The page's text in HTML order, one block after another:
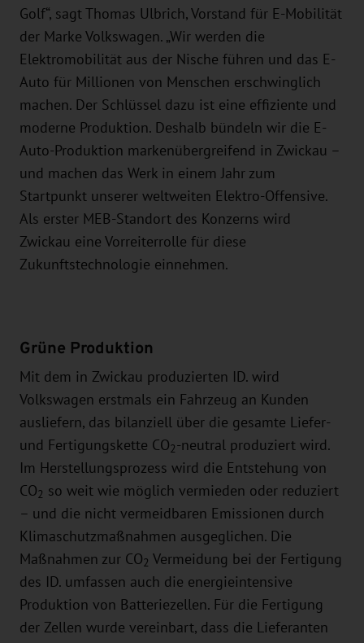
Golf“, sagt Thomas Ulbrich, Vorstand für E-Mobilität
der Marke Volkswagen. „Wir werden die
Elektromobilität aus der Nische führen und das E-
Auto für Millionen von Menschen erschwinglich
machen. Der Schlüssel dazu ist eine effiziente und
moderne Produktion. Deshalb bündeln wir die E-
Auto-Produktion markenübergreifend in Zwickau –
und machen das Werk in einem Jahr zum
Startpunkt unserer weltweiten Elektro-Offensive.
Als erster MEB-Standort des Konzerns wird
Zwickau eine Vorreiterrolle für diese
Zukunftstechnologie einnehmen.
Grüne Produktion
Mit dem in Zwickau produzierten ID. wird
Volkswagen erstmals ein Fahrzeug an Kunden
ausliefern, das bilanziell über die gesamte Liefer-
und Fertigungskette CO2 -neutral produziert wird.
Im Herstellungsprozess wird die Entstehung von
CO2 so weit wie möglich vermieden oder reduziert
– und die nicht vermeidbaren Emissionen durch
Klimaschutzmaßnahmen ausgeglichen. Die
Maßnahmen zur CO2 Vermeidung bei der Fertigung
des ID. umfassen auch die energieintensive
Produktion von Batteriezellen. Für die Fertigung
der Zellen wurde vereinbart, dass die Lieferanten